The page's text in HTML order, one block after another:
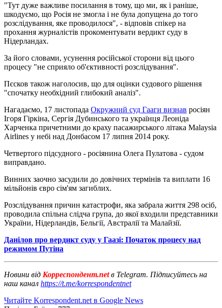
"Тут дуже важливе посилання в тому, що ми, як і раніше,
шкодуємо, що Росія не змогла і не була допущена до того
розслідування, яке проводилося", - відповів спікер на
прохання журналістів прокоментувати вердикт суду в
Нідерландах.
За його словами, усунення російської сторони від цього
процесу "не сприяло об'єктивності розслідування".
Пєсков також наголосив, що для оцінки судового рішення
"спочатку необхідний глибокий аналіз".
Нагадаємо, 17 листопада Окружний суд Гааги визнав росіян
Ігоря Гіркіна, Сергія Дубинського та українця Леоніда
Харченка причетними до краху пасажирського літака Malaysia
Airlines у небі над Донбасом 17 липня 2014 року.
Четвертого підсудного - росіянина Олега Пулатова - судом
виправдано.
Винних заочно засудили до довічних термінів та виплати 16
мільйонів євро сім'ям загиблих.
Розслідування причин катастрофи, яка забрала життя 298 осіб,
проводила спільна слідча група, до якої входили представники
України, Нідерландів, Бельгії, Австралії та Малайзії.
Данілов про вердикт суду у Гаазі: Початок процесу над
режимом Путіна
Новини від Корреспондент.netв Telegram. Підписуйтесь на
наш канал https://t.me/korrespondentnet
Читайте Korrespondent.net в Google News